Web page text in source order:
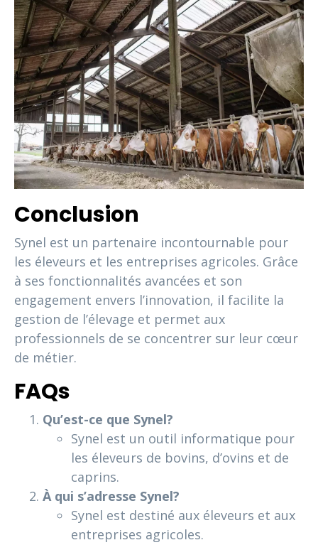
Conclusion
Synel est un partenaire incontournable pour
les éleveurs et les entreprises agricoles. Grâce
à ses fonctionnalités avancées et son
engagement envers l’innovation, il facilite la
gestion de l’élevage et permet aux
professionnels de se concentrer sur leur cœur
de métier.
FAQs
Qu’est-ce que Synel?
Synel est un outil informatique pour
les éleveurs de bovins, d’ovins et de
caprins.
À qui s’adresse Synel?
Synel est destiné aux éleveurs et aux
entreprises agricoles.